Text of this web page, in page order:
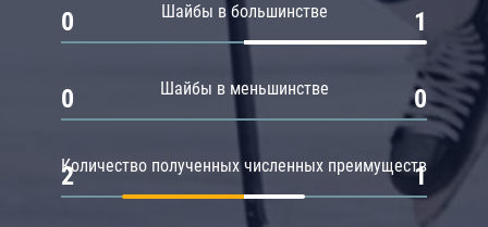
Шайбы в большинстве
0 1
Шайбы в меньшинстве
0 0
Количество полученных численных преимуществ
2 1